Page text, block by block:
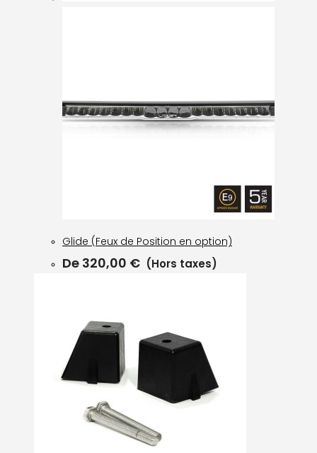
Glide (Feux de Position en option)
De 320,00 € (Hors taxes)